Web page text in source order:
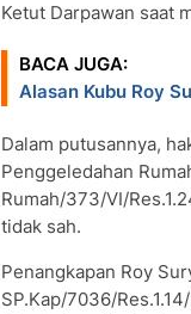
Ketut Darpawan saat
BACA JUGA:
Alasan Kubu Roy
Dalam putusannya,
Penggeledahan
Rumah/373/VI/
tidak sah.
Penangkapan Roy
SP.Kap/7036/